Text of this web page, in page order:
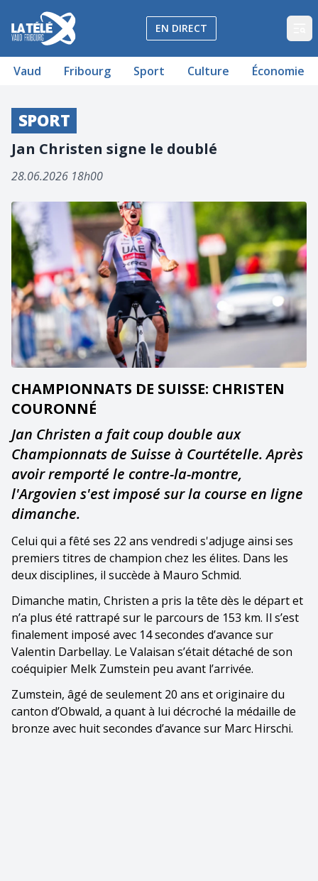
La Télé - Télévision régionale Vaud et Fribourg
EN DIRECT
Vaud Fribourg Sport Culture Économie
SPORT
Jan Christen signe le doublé
28.06.2026 18h00
CHAMPIONNATS DE SUISSE: CHRISTEN
COURONNÉ
Jan Christen a fait coup double aux
Championnats de Suisse à Courtételle. Après
avoir remporté le contre-la-montre,
l'Argovien s'est imposé sur la course en ligne
dimanche.
Celui qui a fêté ses 22 ans vendredi s'adjuge ainsi ses
premiers titres de champion chez les élites. Dans les
deux disciplines, il succède à Mauro Schmid.
Dimanche matin, Christen a pris la tête dès le départ et
n’a plus été rattrapé sur le parcours de 153 km. Il s’est
finalement imposé avec 14 secondes d’avance sur
Valentin Darbellay. Le Valaisan s’était détaché de son
coéquipier Melk Zumstein peu avant l’arrivée.
Zumstein, âgé de seulement 20 ans et originaire du
canton d’Obwald, a quant à lui décroché la médaille de
bronze avec huit secondes d’avance sur Marc Hirschi.